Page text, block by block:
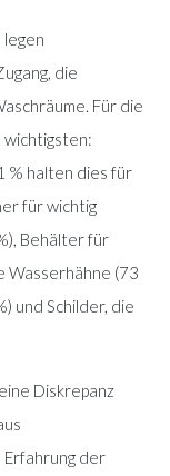
legen
die
Für die
% halten dies für
für wichtig
Behälter für
Wasserhähne (73
und Schilder, die
Diskrepanz
der